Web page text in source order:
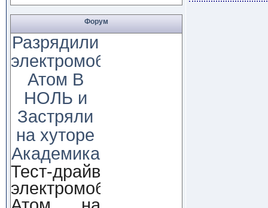
Форум
Разрядили
электромобиль
Атом В
НОЛЬ и
Застряли
на хуторе
Академика
Тест-драйв
электромобиля